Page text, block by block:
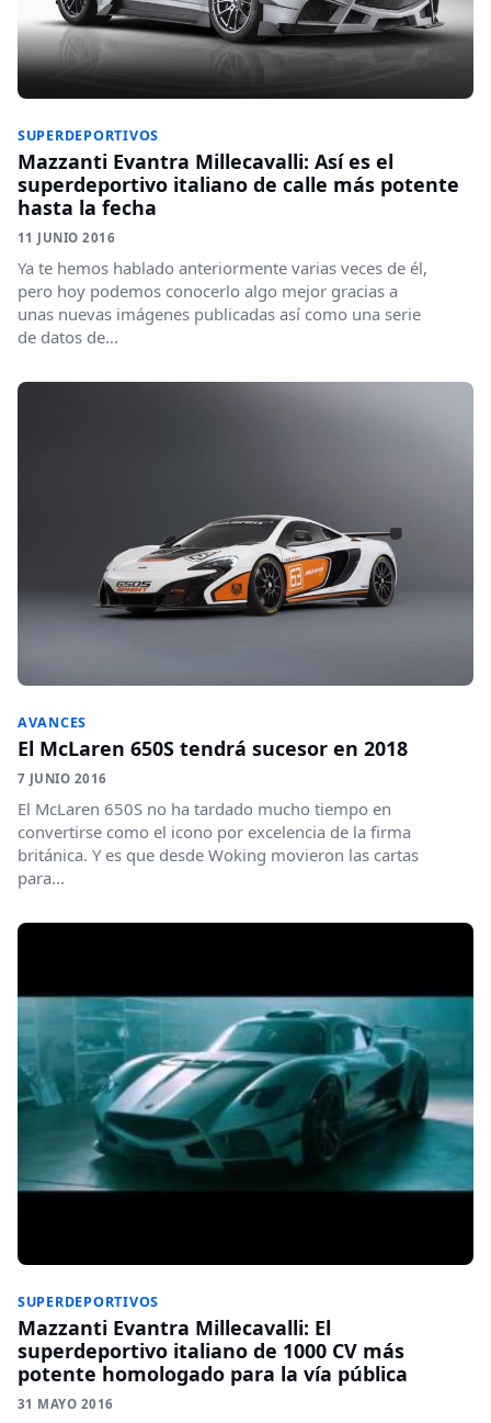
SUPERDEPORTIVOS
Mazzanti Evantra Millecavalli: Así es el
superdeportivo italiano de calle más potente
hasta la fecha
11 JUNIO 2016
Ya te hemos hablado anteriormente varias veces de él,
pero hoy podemos conocerlo algo mejor gracias a
unas nuevas imágenes publicadas así como una serie
de datos de...
AVANCES
El McLaren 650S tendrá sucesor en 2018
7 JUNIO 2016
El McLaren 650S no ha tardado mucho tiempo en
convertirse como el icono por excelencia de la firma
británica. Y es que desde Woking movieron las cartas
para...
SUPERDEPORTIVOS
Mazzanti Evantra Millecavalli: El
superdeportivo italiano de 1000 CV más
potente homologado para la vía pública
31 MAYO 2016